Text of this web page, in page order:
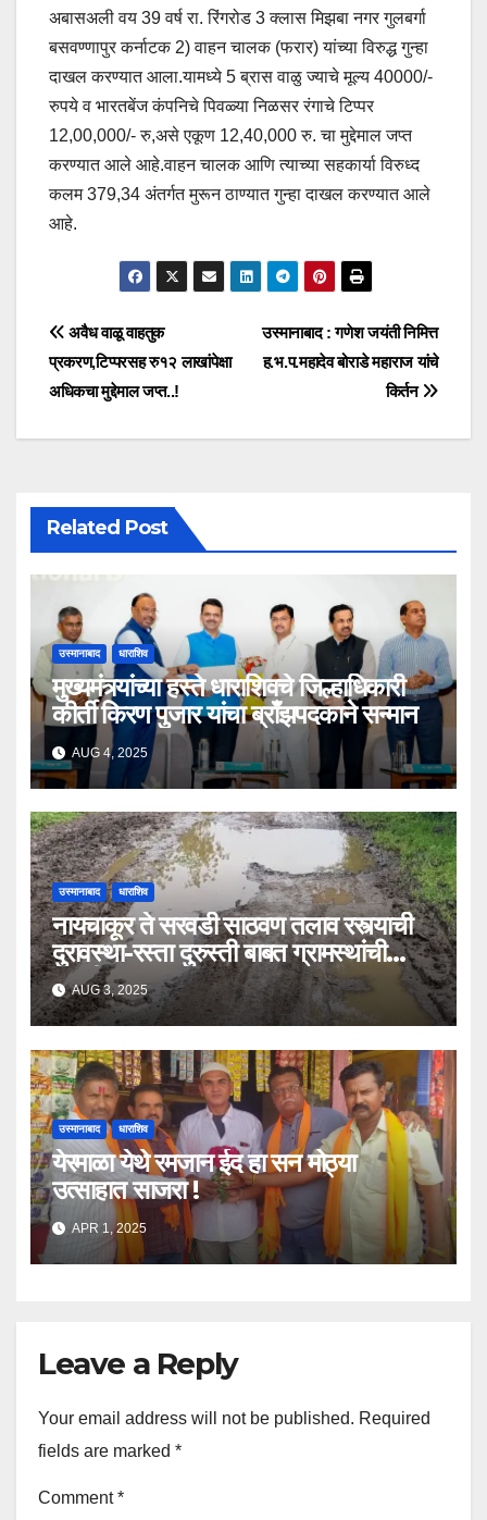
अबासअली वय 39 वर्ष रा. रिंगरोड 3 क्लास मिझबा नगर गुलबर्गा
बसवण्णापुर कर्नाटक 2) वाहन चालक (फरार) यांच्या विरुद्ध गुन्हा
दाखल करण्यात आला.यामध्ये 5 ब्रास वाळु ज्याचे मूल्य 40000/-
रुपये व भारतबेंज कंपनिचे पिवळ्या निळसर रंगाचे टिप्पर
12,00,000/- रु,असे एकूण 12,40,000 रु. चा मुद्देमाल जप्त
करण्यात आले आहे.वाहन चालक आणि त्याच्या सहकार्या विरुध्द
कलम 379,34 अंतर्गत मुरून ठाण्यात गुन्हा दाखल करण्यात आले
आहे.
उस्मानाबाद : गणेश जयंती निमित्त
ह.भ.प.महादेव बोराडे महाराज यांचे
किर्तन
अवैध वाळू वाहतुक
प्रकरण,टिप्परसह रु१२ लाखांपेक्षा
अधिकचा मुद्देमाल जप्त..!
Related Post
उस्मानाबाद धाराशिव
मुख्यमंत्र्यांच्या हस्ते धाराशिवचे जिल्हाधिकारी
कीर्ती किरण पुजार यांचा ब्राँझपदकाने सन्मान
AUG 4, 2025
उस्मानाबाद धाराशिव
नायचाकूर ते सरवडी साठवण तलाव रस्त्याची
दुरावस्था-रस्ता दुरुस्ती बाबत ग्रामस्थांची
मागणी
AUG 3, 2025
उस्मानाबाद धाराशिव
येरमाळा येथे रमजान ईद हा सन मोठ्या
उत्साहात साजरा !
APR 1, 2025
Leave a Reply
Your email address will not be published. Required
fields are marked *
Comment*